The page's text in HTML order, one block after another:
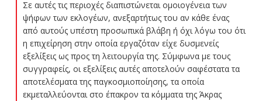
Σε αυτές τις περιοχές διαπιστώνεται ομοιογένεια των
ψήφων των εκλογέων, ανεξαρτήτως του αν κάθε ένας
από αυτούς υπέστη προσωπικά βλάβη ή όχι λόγω του ότι
η επιχείρηση στην οποία εργαζόταν είχε δυσμενείς
εξελίξεις ως προς τη λειτουργία της. Σύμφωνα με τους
συγγραφείς, οι εξελίξεις αυτές αποτελούν σαφέστατα τα
αποτελέσματα της παγκοσμιοποίησης, τα οποία
εκμεταλλεύονται στο έπακρον τα κόμματα της Άκρας